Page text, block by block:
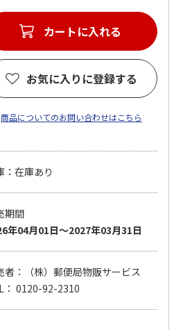
カートに入れる
お気に入りに登録する
商品についてのお問い合わせはこちら
：在庫あり
期間
年04月01日～2027年03月31日
者：（株）郵便局物販サービス
： 0120-92-2310